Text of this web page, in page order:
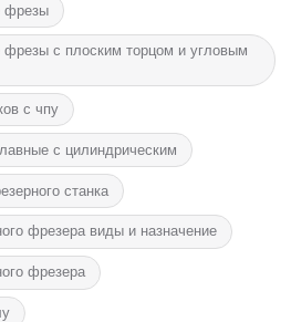
фрезы
фрезы с плоским торцом и угловым
с чпу
с цилиндрическим
станка
фрезера виды и назначение
фрезера